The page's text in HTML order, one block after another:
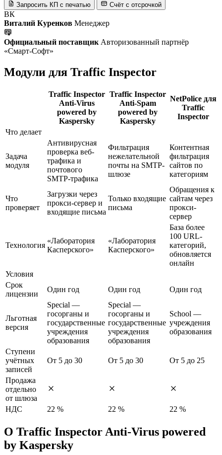
Запросить КП с печатью Счёт с отсрочкой
ВК
Виталий Куренков Менеджер
Официальный поставщик Авторизованный партнёр
«Смарт-Софт»
Модули для Traffic Inspector
Traffic Inspector
Anti-Virus
powered by
Kaspersky
Traffic Inspector
Anti-Spam
powered by
Kaspersky
NetPolice для
Traffic
Inspector
Что делает
Задача
модуля
Антивирусная
проверка веб-
трафика и
почтового
SMTP-трафика
Фильтрация
нежелательной
почты на SMTP-
шлюзе
Контентная
фильтрация
сайтов по
категориям
Что
проверяет
Загрузки через
прокси-сервер и
входящие письма
Только входящие
письма
Обращения к
сайтам через
прокси-
сервер
Технология
«Лаборатория
Касперского»
«Лаборатория
Касперского»
База более
100 URL-
категорий,
обновляется
онлайн
Условия
Срок
лицензии
Один год Один год Один год
Льготная
версия
Special —
госорганы и
государственные
учреждения
образования
Special —
госорганы и
государственные
учреждения
образования
School —
учреждения
образования
Ступени
учётных
записей
От 5 до 30 От 5 до 30 От 5 до 25
Продажа
отдельно
от шлюза
НДС
22 % 22 % 22 %
О Traffic Inspector Anti-Virus powered
by Kaspersky